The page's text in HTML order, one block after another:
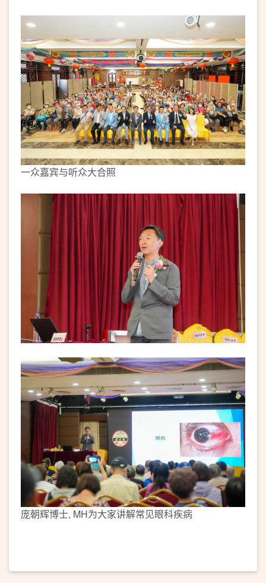
一众嘉宾与听众大合照
庞朝辉博士, MH为大家讲解常见眼科疾病